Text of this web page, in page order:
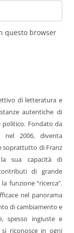
questo browser
di letteratura e
autentiche di
politico. Fondato da
nel 2006, diventa
soprattutto di Franz
la sua capacità di
di grande
funzione “ricerca”.
nel panorama
di cambiamento e
spesso ingiuste e
riconosce in ogni